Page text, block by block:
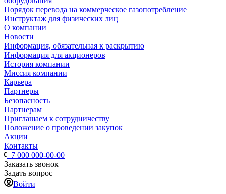
Порядок перевода на коммерческое газопотребление
Инструктаж для физических лиц
О компании
Новости
Информация, обязательная к раскрытию
Информация для акционеров
История компании
Миссия компании
Карьера
Партнеры
Безопасность
Партнерам
Приглашаем к сотрудничеству
Положение о проведении закупок
Акции
Контакты
+7 000 000-00-00
Заказать звонок
Задать вопрос
Войти